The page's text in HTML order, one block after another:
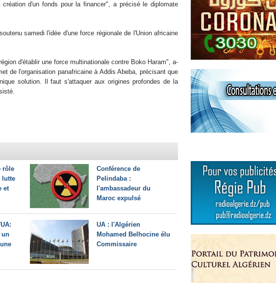
d'un fonds pour la financer", a précisé le diplomate
samedi l'idée d'une force régionale de l'Union africaine
d'établir une force multinationale contre Boko Haram", a-
de l'organisation panafricaine à Addis Abeba, précisant que
solution. Il faut s'attaquer aux origines profondes de la
rôle
lutte
et
Conférence de
Pelindaba :
l'ambassadeur du
Maroc expulsé
un
UA : l'Algérien
Mohamed Belhocine élu
Commissaire